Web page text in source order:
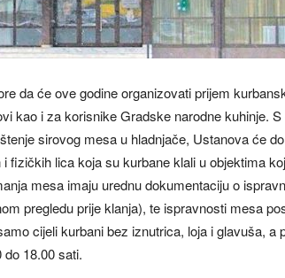
da će ove godine organizovati prijem
kao i za korisnike Gradske narodne kuhinje.
sirovog mesa u hladnjače, Ustanova će
fizičkih lica koja su kurbane klali u objektima
mesa imaju urednu dokumentaciju o
pregledu prije klanja), te ispravnosti mesa
cijeli kurbani bez iznutrica, loja i glavuša, a
18.00 sati.